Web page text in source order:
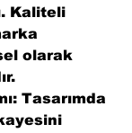
Kaliteli
olarak
: Tasarımda